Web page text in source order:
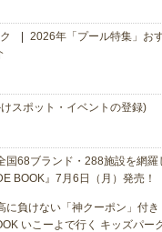
2026年「プール特集」お
スポット・イベントの登録)
国68ブランド・288施設を網
BOOK』7月6日（月）発売！
に負けない「神クーポン」付
いこーよで行く キッズパー